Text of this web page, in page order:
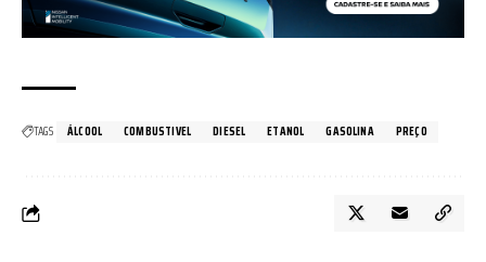
TAGS ÁLCOOL COMBUSTIVEL DIESEL ETANOL GASOLINA PREÇO